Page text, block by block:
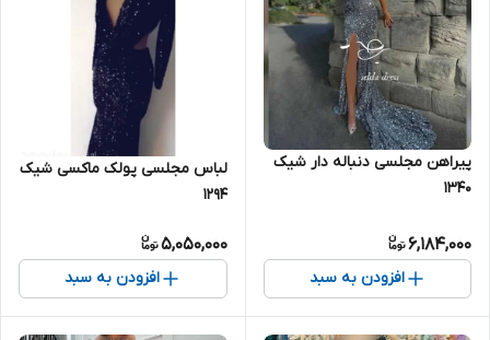
پیراهن مجلسی دنباله دار شیک
۱۳۴۰
6,184,000
افزودن به سبد
لباس مجلسی پولک ماکسی شیک
۱۲۹۴
5,050,000
افزودن به سبد